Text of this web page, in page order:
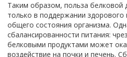
Таким образом, польза белковой
только в поддержании здорового
общего состояния организма.
сбалансированности питания:
белковыми продуктами может
воздействие на почки и печень.